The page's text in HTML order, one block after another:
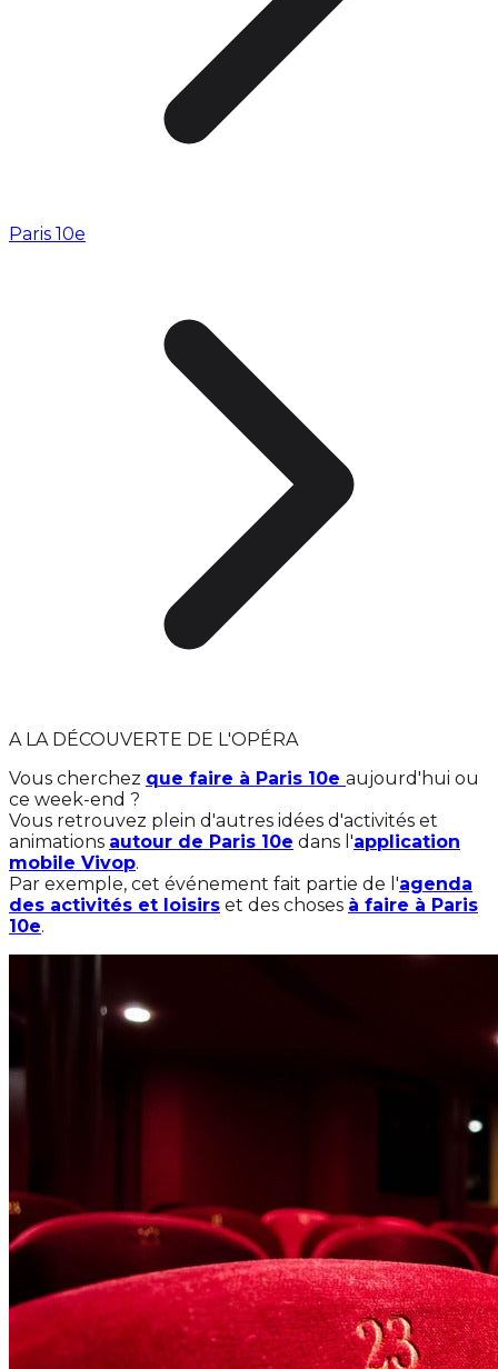
Paris 10e
A LA DÉCOUVERTE DE L'OPÉRA
Vous cherchez que faire à Paris 10e aujourd'hui ou
ce week-end ?
Vous retrouvez plein d'autres idées d'activités et
animations autour de Paris 10e dans l'application
mobile Vivop.
Par exemple, cet événement fait partie de l'agenda
des activités et loisirs et des choses à faire à Paris
10e.